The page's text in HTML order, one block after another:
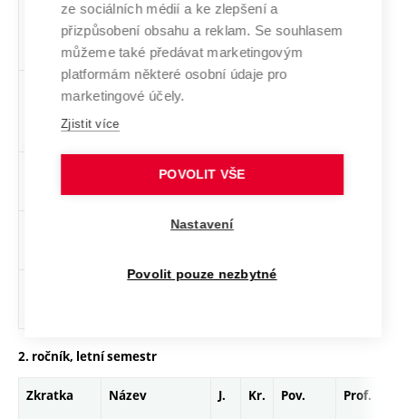
BC_ACH_P
Praktikum z
anorganické
chemie
cs 3 Povinný
BC_FCH1_P
Praktikum z
chemie I
Aplikovaná
fyzika
cs 4
volitelný
Mikrobiologie cs 4
2. ročník, letní semestr
Zkratka Název J. Kr. Pov. Prof.
ze sociálních médií a ke zlepšení a
přizpůsobení obsahu a reklam. Se souhlasem
můžeme také předávat marketingovým
platformám některé osobní údaje pro
marketingové účely.
Zjistit více
POVOLIT VŠE
Nastavení
Povolit pouze nezbytné